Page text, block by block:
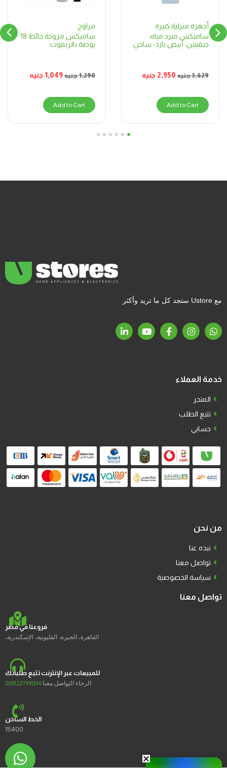
أجهزة منزلية كبيرة
ساميكس مبرد مياه،
حنفيتين، أبيض بارد- ساخن
3,629جنيه 2,950 جنيه
Add to Cart
مراوح
ساميكس مروحة حائط 18
بوصة بالريموت
1,290جنيه 1,049جنيه
Add to Cart
1
2
مع Ustore ستجد كل ما تريد وأكثر
خدمة العملاء
المتجر
تتبع الطلب
حسابي
من نحن
نبذه عنا
تواصل معنا
سياسة الخصوصية
تواصل معنا
فروعنا في مصر
القاهرة، الجيزة، القليوبية، الإسكندرية،
للمبيعات عبر الإنترنت تتبع طلباتك
الرجاء التواصل معنا 2001227395514
الخط الساخن
15400